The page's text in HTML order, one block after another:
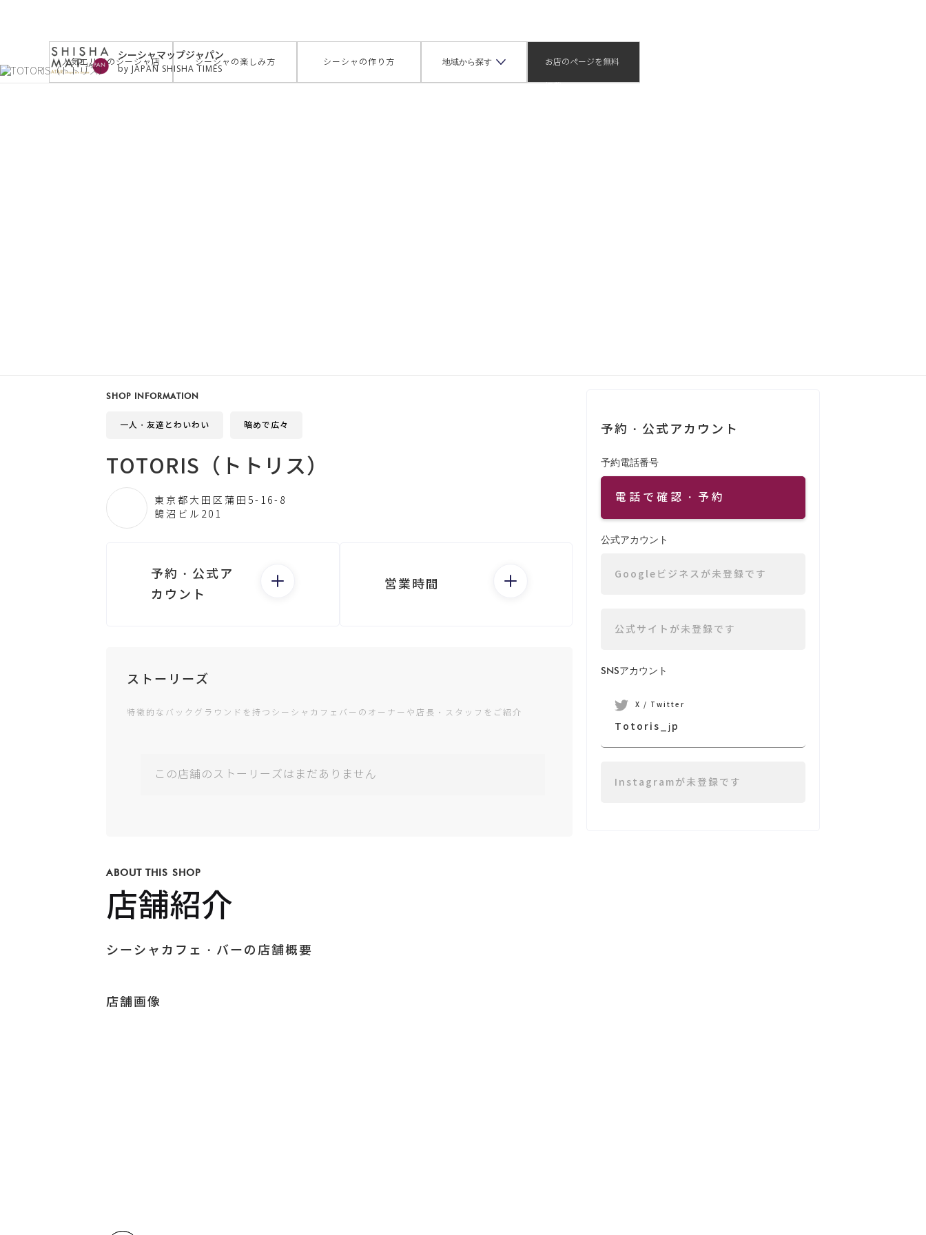
シーシャマップジャパン
by JAPAN SHISHA TIMES
人気エリアのシーシャ店 シーシャの楽しみ方 シーシャの作り方 地域から探す お店のページを無料
掲載
サイトトップ > お店を探す > TOTORIS（トトリス）
SHOP INFORMATION
一人・友達とわいわい 暗めで広々
TOTORIS（トトリス）
東京都大田区蒲田5-16-8
鵠沼ビル201
予約・公式ア
カウント
X /
Totoris_jp
営業時間
*営業時間は変更する場
ストーリーズ
特徴的なバックグラウンドを持つシーシャカフェバーのオーナーや店長・スタッフをご紹介
この店舗のストーリーズはまだありません
ABOUT THIS SHOP
店舗紹介
シーシャカフェ・バーの店舗概要
店舗画像
予約・公式アカウント
予約電話番号
電話で確認・予約
公式アカウント
Googleビジネスが未登録です
公式サイトが未登録です
SNSアカウント
X / Twitter
Totoris_jp
Instagramが未登録です